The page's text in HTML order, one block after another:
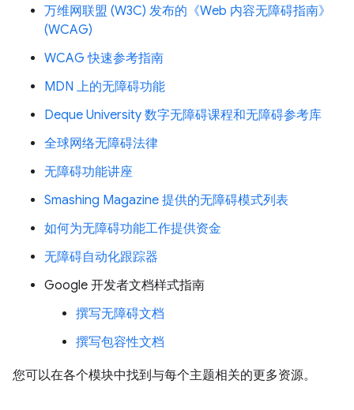
万维网联盟 (W3C) 发布的《Web 内容无障碍指南》
(WCAG)
WCAG 快速参考指南
MDN 上的无障碍功能
Deque University 数字无障碍课程和无障碍参考库
全球网络无障碍法律
无障碍功能讲座
Smashing Magazine 提供的无障碍模式列表
如何为无障碍功能工作提供资金
无障碍自动化跟踪器
Google 开发者文档样式指南
撰写无障碍文档
撰写包容性文档
您可以在各个模块中找到与每个主题相关的更多资源。